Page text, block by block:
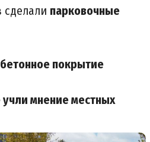
сделали парковочные
покрытие
учли мнение местных